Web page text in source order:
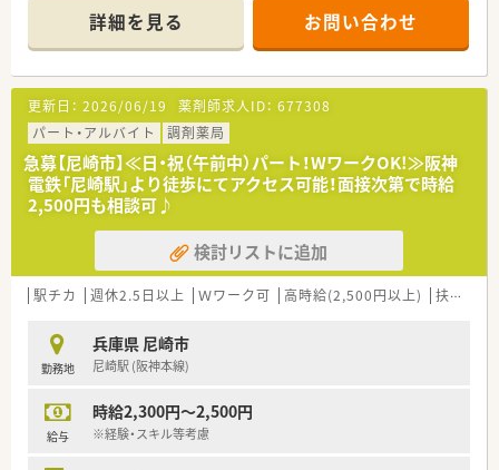
となっています。
【法人特徴について】
■今後も積極的な出店計画を掲げており、成長著しく勢いのある
法人として、地域医療への貢献と事業拡大を両立させています。
■従業員が安心して長く働ける環境づくりを重視しており、育休
や介護休業の取得実績も豊富でライフステージの変化に対応可
能です。
■大手チェーンとは異なる柔軟な経営スタイルを強みとして、現
場の薬剤師の意見を取り入れやすい風通しの良い組織文化があ
ります。
詳細を見る お問い合わせ
更新日： 2026/06/19 薬剤師求人ID： 677308
パート・アルバイト
調剤薬局
急募【尼崎市】≪日・祝（午前中）パート！WワークOK!≫阪神
電鉄「尼崎駅」より徒歩にてアクセス可能！面接次第で時給
2,500円も相談可♪
検討リストに追加
駅チカ 週休2.5日以上 Ｗワーク可 高時給(2,500円以上) 扶養内勤務OK
勤務地
兵庫県 尼崎市
尼崎駅 (阪神本線)
給与
時給2,300円～2,500円
※経験・スキル等考慮